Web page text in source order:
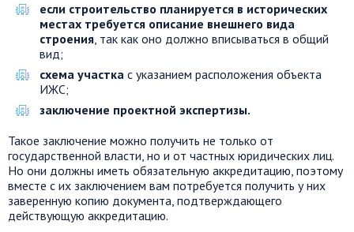
если строительство планируется в исторических
местах требуется описание внешнего вида
строения, так как оно должно вписываться в общий
вид;
схема участка с указанием расположения объекта
ИЖС;
заключение проектной экспертизы.
Такое заключение можно получить не только от
государственной власти, но и от частных юридических лиц.
Но они должны иметь обязательную аккредитацию, поэтому
вместе с их заключением вам потребуется получить у них
заверенную копию документа, подтверждающего
действующую аккредитацию.